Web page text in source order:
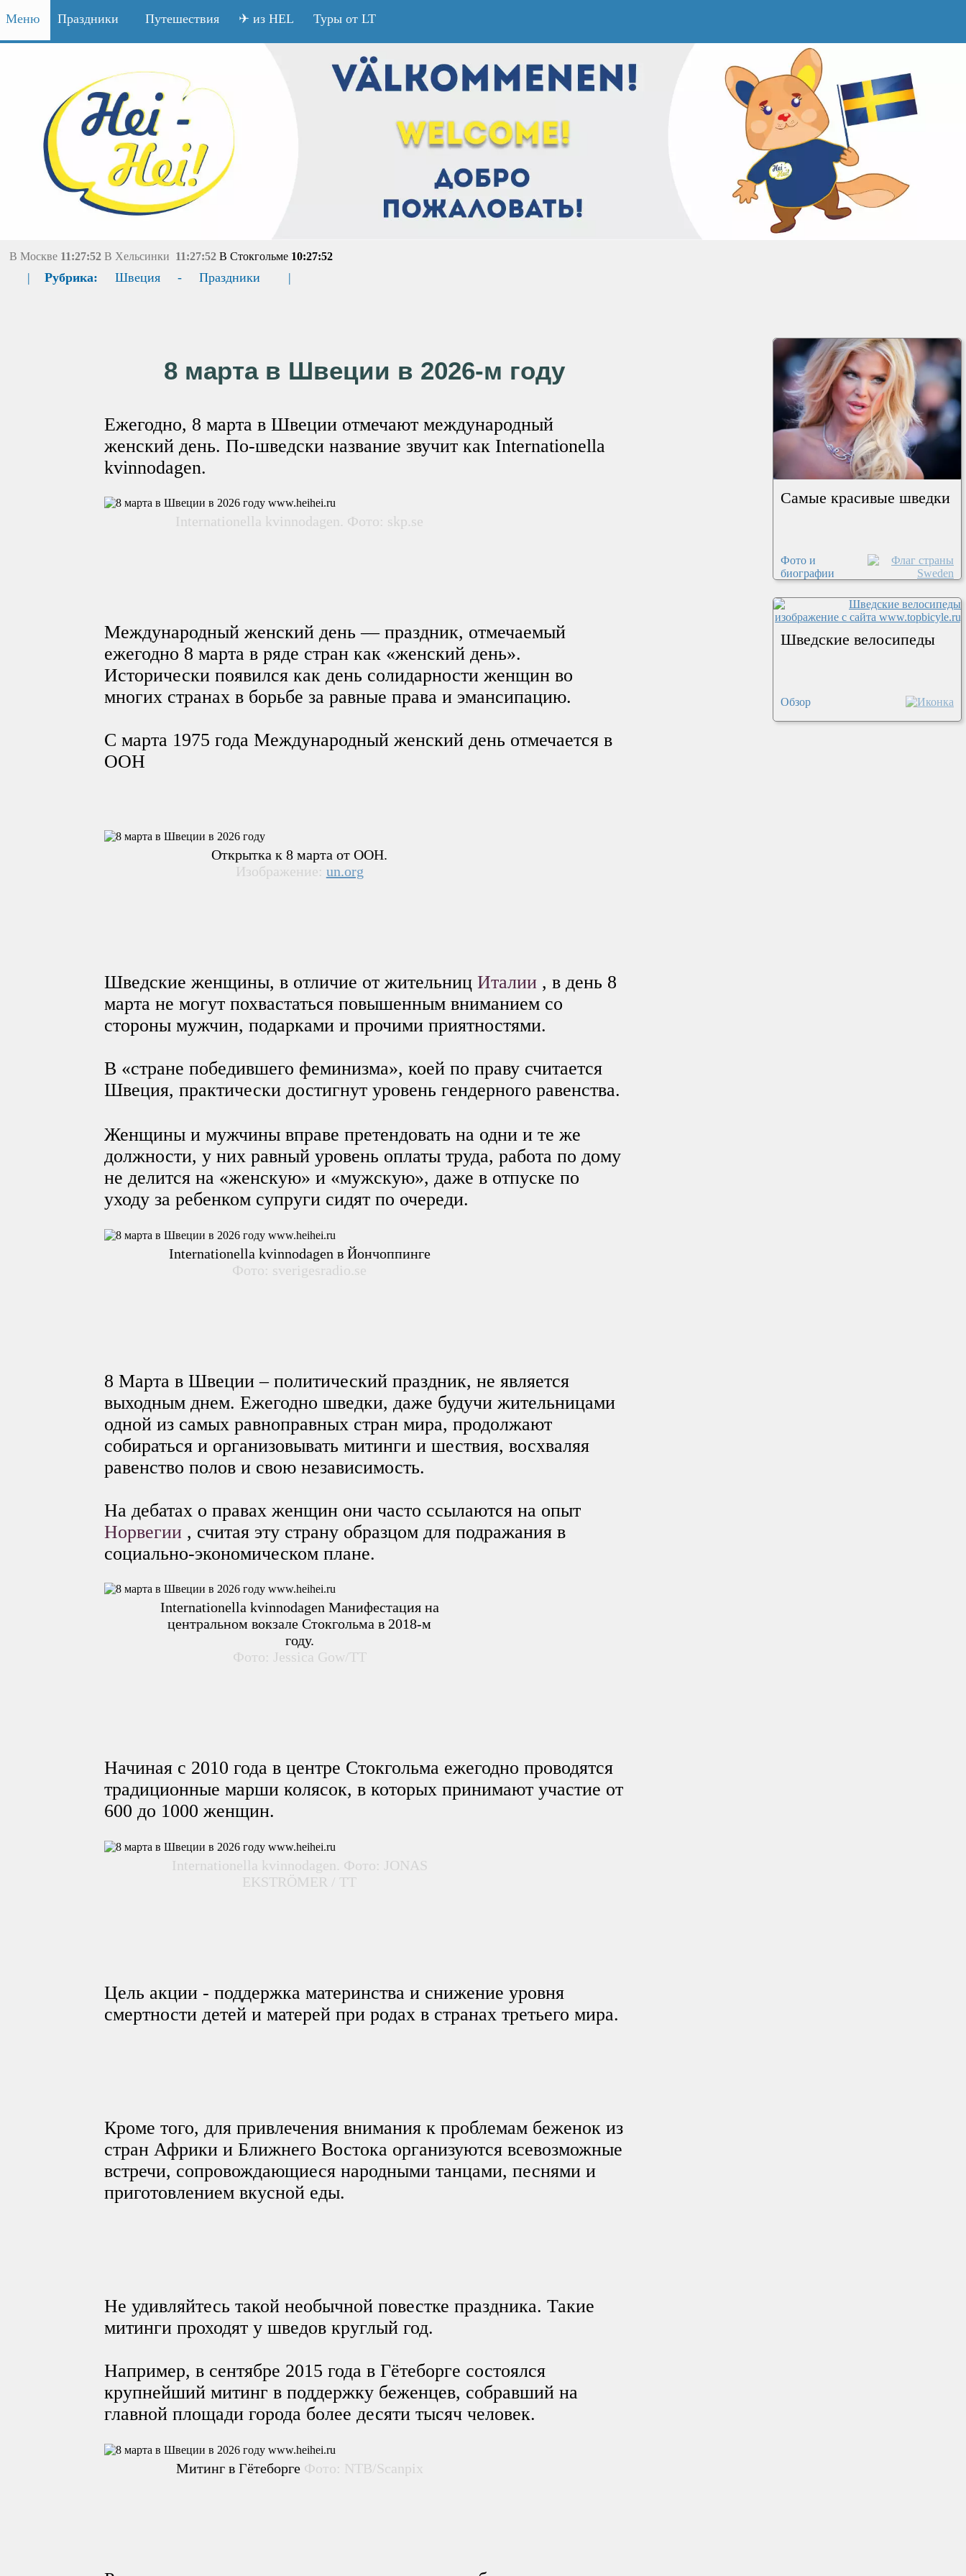
Меню Праздники Путешествия ✈ из HEL Туры от LT
Самые красивые шведки
Фото и
биографии
Шведские велосипеды
Обзор
В Москве 11:27:52 В Хельсинки 11:27:52 В Стокгольме 10:27:52
| Рубрика: Швеция - Праздники |
8 марта в Швеции в 2026-м году
Ежегодно, 8 марта в Швеции отмечают международный
женский день. По-шведски название звучит как Internationella
kvinnodagen.
Internationella kvinnodagen. Фото: skp.se
Международный женский день — праздник, отмечаемый
ежегодно 8 марта в ряде стран как «женский день».
Исторически появился как день солидарности женщин во
многих странах в борьбе за равные права и эмансипацию.
С марта 1975 года Международный женский день отмечается в
ООН
Открытка к 8 марта от ООН.
Изображение: un.org
Шведские женщины, в отличие от жительницИталии , в день 8
марта не могут похвастаться повышенным вниманием со
стороны мужчин, подарками и прочими приятностями.
В «стране победившего феминизма», коей по праву считается
Швеция, практически достигнут уровень гендерного равенства.
Женщины и мужчины вправе претендовать на одни и те же
должности, у них равный уровень оплаты труда, работа по дому
не делится на «женскую» и «мужскую», даже в отпуске по
уходу за ребенком супруги сидят по очереди.
Internationella kvinnodagen в Йончоппинге
Фото: sverigesradio.se
8 Марта в Швеции – политический праздник, не является
выходным днем. Ежегодно шведки, даже будучи жительницами
одной из самых равноправных стран мира, продолжают
собираться и организовывать митинги и шествия, восхваляя
равенство полов и свою независимость.
На дебатах о правах женщин они часто ссылаются на опыт
Норвегии , считая эту страну образцом для подражания в
социально-экономическом плане.
Internationella kvinnodagen Манифестация на
центральном вокзале Стокгольма в 2018-м
году.
Фото: Jessica Gow/TT
Начиная с 2010 года в центре Стокгольма ежегодно проводятся
традиционные марши колясок, в которых принимают участие от
600 до 1000 женщин.
Internationella kvinnodagen. Фото: JONAS
EKSTRÖMER / TT
Цель акции - поддержка материнства и снижение уровня
смертности детей и матерей при родах в странах третьего мира.
Кроме того, для привлечения внимания к проблемам беженок из
стран Африки и Ближнего Востока организуются всевозможные
встречи, сопровождающиеся народными танцами, песнями и
приготовлением вкусной еды.
Не удивляйтесь такой необычной повестке праздника. Такие
митинги проходят у шведов круглый год.
Например, в сентябре 2015 года в Гётеборге состоялся
крупнейший митинг в поддержку беженцев, собравший на
главной площади города более десяти тысяч человек.
Митинг в Гётеборге Фото: NTB/Scanpix